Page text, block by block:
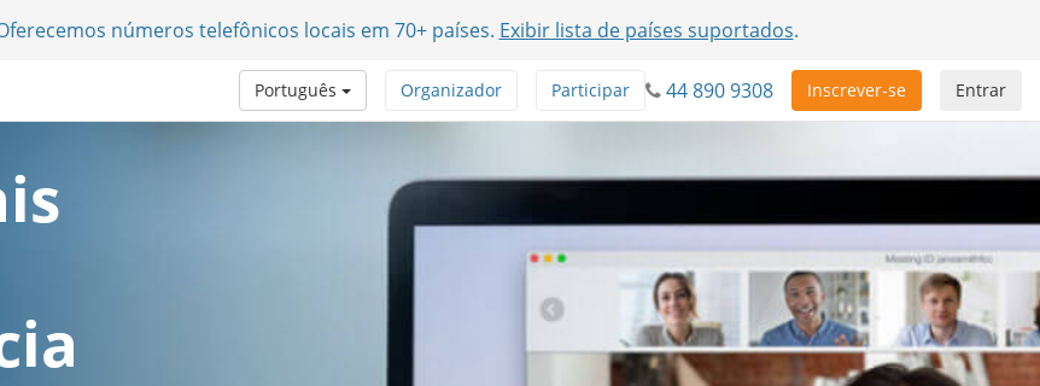
números telefônicos locais em 70+ países. Exibir lista de países suportados.
Entrar
Inscrever-se
44 890 9308
Participar
Organizador
Português